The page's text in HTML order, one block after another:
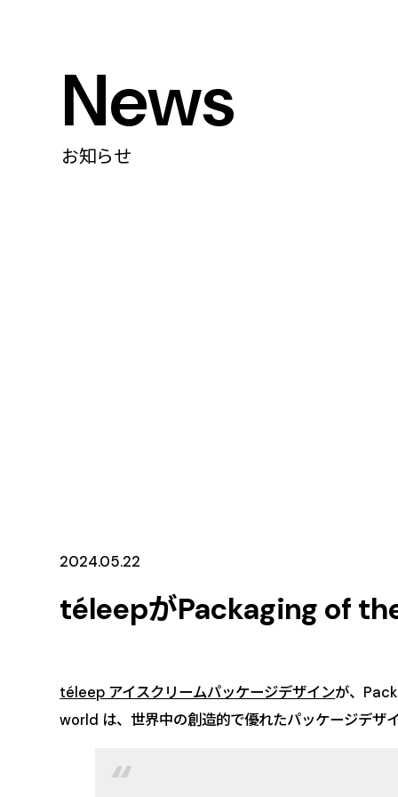
News
お知らせ
2024.05.22
téleepがPackaging of
téleep アイスクリームパッケージデザインが、
world は、世界中の創造的で優れたパッケージデザ